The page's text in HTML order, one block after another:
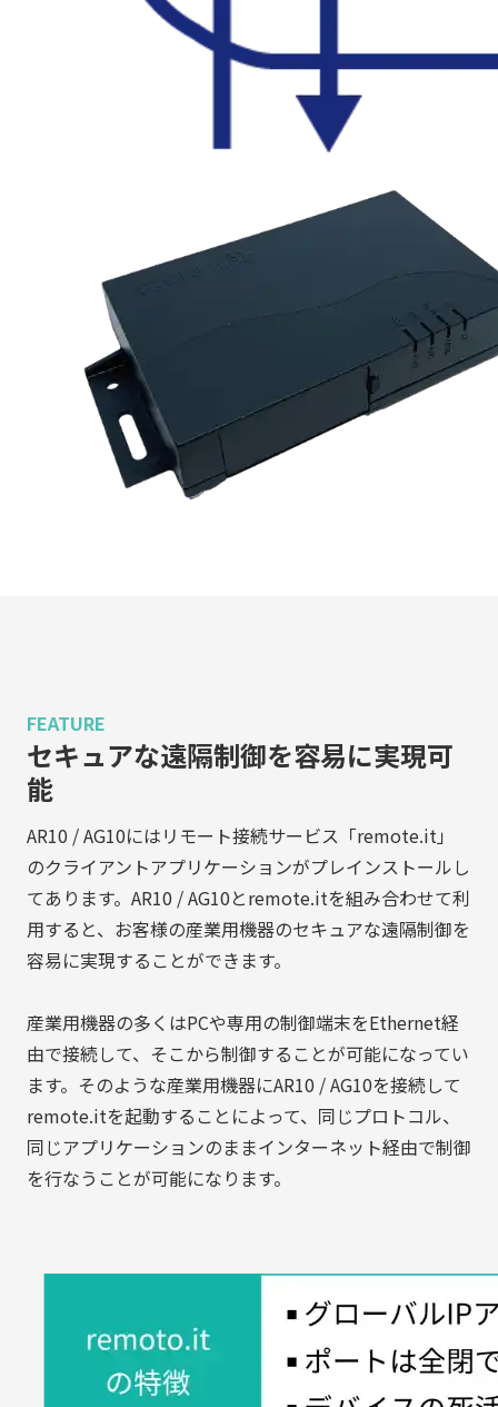
FEATURE
セキュアな遠隔制御を容易に実現可
能
AR10 / AG10にはリモート接続サービス「remote.it」
のクライアントアプリケーションがプレインストールし
てあります。AR10 / AG10とremote.itを組み合わせて利
用すると、お客様の産業用機器のセキュアな遠隔制御を
容易に実現することができます。
産業用機器の多くはPCや専用の制御端末をEthernet経
由で接続して、そこから制御することが可能になってい
ます。そのような産業用機器にAR10 / AG10を接続して
remote.itを起動することによって、同じプロトコル、
同じアプリケーションのままインターネット経由で制御
を行なうことが可能になります。